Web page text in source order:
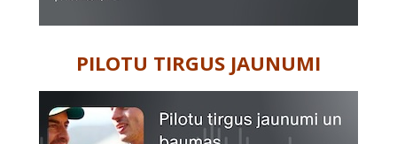
PILOTU TIRGUS JAUNUMI